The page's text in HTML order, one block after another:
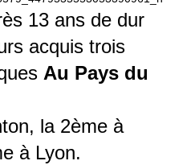
13 ans de dur
acquis trois
Au Pays du
la 2ème à
à Lyon.